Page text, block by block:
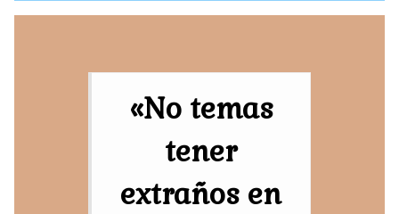
«No temas
tener
extraños en